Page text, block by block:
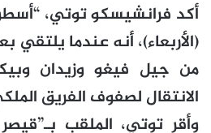
أكد فرانشيسكو توتي،
(الأربعاء)، أنه عندما
من جيل فيغو وزيدان
الانتقال لصفوف الفريق الملكي في 2001
وأقر توتي، الملقب